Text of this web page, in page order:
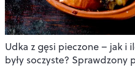
Udka z gęsi pieczone – jak i
były soczyste? Sprawdzony